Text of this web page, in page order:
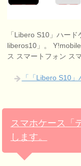
「Libero S10」ハー
liberos10」。
ス スマートフォン ス
「「Libero S10
スマホケース「
します。